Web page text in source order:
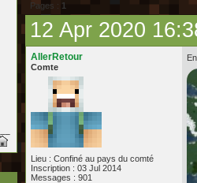
Pages : 1
12 Apr 2020
AllerRetour
Comte
Lieu : Confiné au pays du comté
Inscription : 03 Jul 2014
Messages : 901